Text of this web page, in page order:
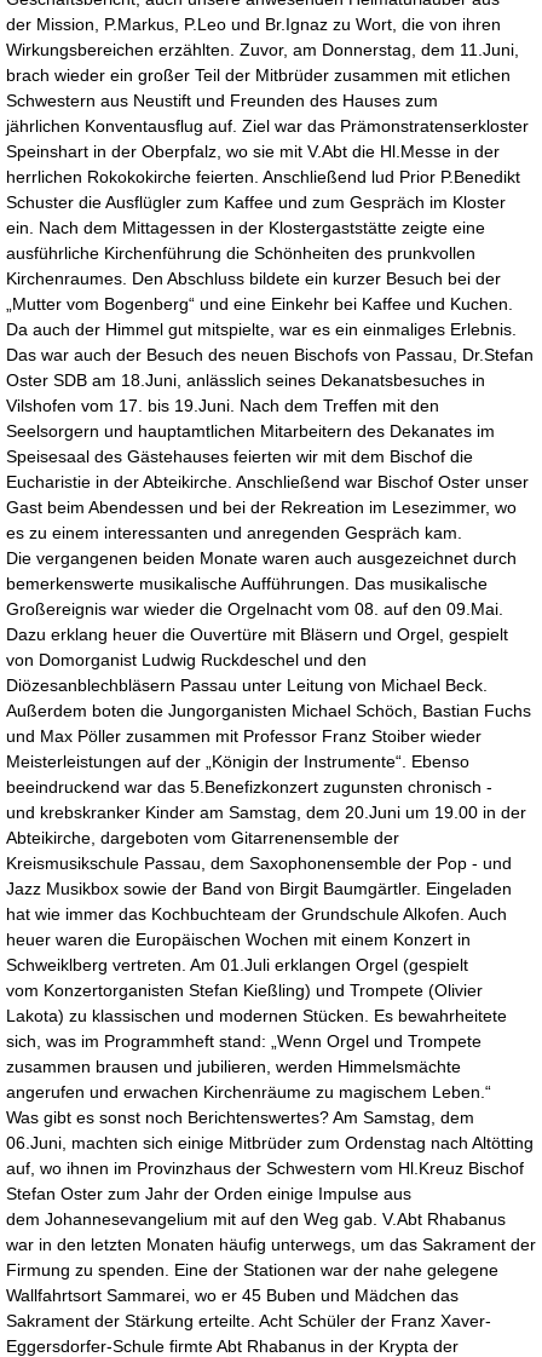
der Mission, P.Markus, P.Leo und Br.Ignaz zu Wort, die von ihren
Wirkungsbereichen erzählten. Zuvor, am Donnerstag, dem 11.Juni,
brach wieder ein großer Teil der Mitbrüder zusammen mit etlichen
Schwestern aus Neustift und Freunden des Hauses zum
jährlichen Konventausflug auf. Ziel war das Prämonstratenserkloster
Speinshart in der Oberpfalz, wo sie mit V.Abt die Hl.Messe in der
herrlichen Rokokokirche feierten. Anschließend lud Prior P.Benedikt
Schuster die Ausflügler zum Kaffee und zum Gespräch im Kloster
ein. Nach dem Mittagessen in der Klostergaststätte zeigte eine
ausführliche Kirchenführung die Schönheiten des prunkvollen
Kirchenraumes. Den Abschluss bildete ein kurzer Besuch bei der
„Mutter vom Bogenberg“ und eine Einkehr bei Kaffee und Kuchen.
Da auch der Himmel gut mitspielte, war es ein einmaliges Erlebnis.
Das war auch der Besuch des neuen Bischofs von Passau, Dr.Stefan
Oster SDB am 18.Juni, anlässlich seines Dekanatsbesuches in
Vilshofen vom 17. bis 19.Juni. Nach dem Treffen mit den
Seelsorgern und hauptamtlichen Mitarbeitern des Dekanates im
Speisesaal des Gästehauses feierten wir mit dem Bischof die
Eucharistie in der Abteikirche. Anschließend war Bischof Oster unser
Gast beim Abendessen und bei der Rekreation im Lesezimmer, wo
es zu einem interessanten und anregenden Gespräch kam.
Die vergangenen beiden Monate waren auch ausgezeichnet durch
bemerkenswerte musikalische Aufführungen. Das musikalische
Großereignis war wieder die Orgelnacht vom 08. auf den 09.Mai.
Dazu erklang heuer die Ouvertüre mit Bläsern und Orgel, gespielt
von Domorganist Ludwig Ruckdeschel und den
Diözesanblechbläsern Passau unter Leitung von Michael Beck.
Außerdem boten die Jungorganisten Michael Schöch, Bastian Fuchs
und Max Pöller zusammen mit Professor Franz Stoiber wieder
Meisterleistungen auf der „Königin der Instrumente“. Ebenso
beeindruckend war das 5.Benefizkonzert zugunsten chronisch -
und krebskranker Kinder am Samstag, dem 20.Juni um 19.00 in der
Abteikirche, dargeboten vom Gitarrenensemble der
Kreismusikschule Passau, dem Saxophonensemble der Pop - und
Jazz Musikbox sowie der Band von Birgit Baumgärtler. Eingeladen
hat wie immer das Kochbuchteam der Grundschule Alkofen. Auch
heuer waren die Europäischen Wochen mit einem Konzert in
Schweiklberg vertreten. Am 01.Juli erklangen Orgel (gespielt
vom Konzertorganisten Stefan Kießling) und Trompete (Olivier
Lakota) zu klassischen und modernen Stücken. Es bewahrheitete
sich, was im Programmheft stand: „Wenn Orgel und Trompete
zusammen brausen und jubilieren, werden Himmelsmächte
angerufen und erwachen Kirchenräume zu magischem Leben.“
Was gibt es sonst noch Berichtenswertes? Am Samstag, dem
06.Juni, machten sich einige Mitbrüder zum Ordenstag nach Altötting
auf, wo ihnen im Provinzhaus der Schwestern vom Hl.Kreuz Bischof
Stefan Oster zum Jahr der Orden einige Impulse aus
dem Johannesevangelium mit auf den Weg gab. V.Abt Rhabanus
war in den letzten Monaten häufig unterwegs, um das Sakrament der
Firmung zu spenden. Eine der Stationen war der nahe gelegene
Wallfahrtsort Sammarei, wo er 45 Buben und Mädchen das
Sakrament der Stärkung erteilte. Acht Schüler der Franz Xaver-
Eggersdorfer-Schule firmte Abt Rhabanus in der Krypta der